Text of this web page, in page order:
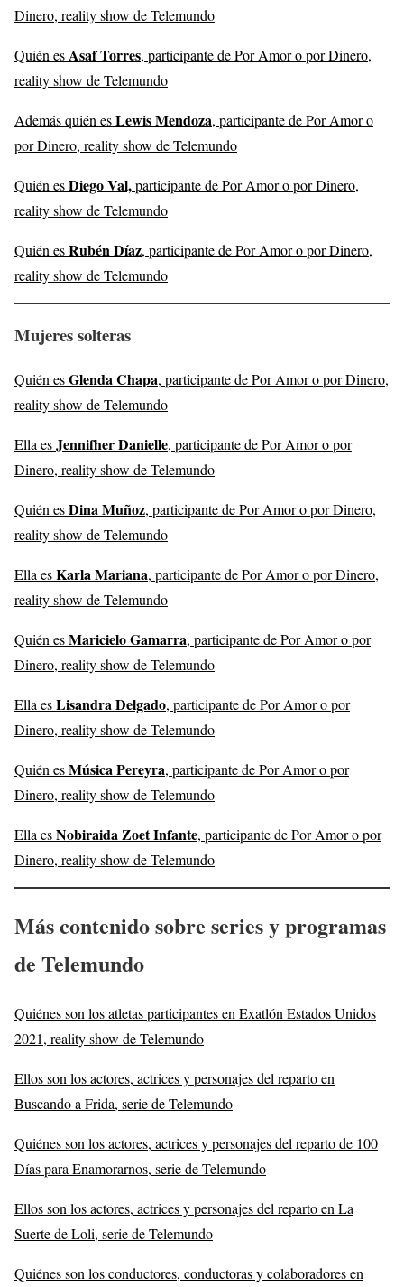
Dinero, reality show de Telemundo
Quién esAsaf Torres, participante de Por Amor o por Dinero,
reality show de Telemundo
Además quién esLewis Mendoza, participante de Por Amor o
por Dinero, reality show de Telemundo
Quién esDiego Val,participante de Por Amor o por Dinero,
reality show de Telemundo
Quién esRubén Díaz, participante de Por Amor o por Dinero,
reality show de Telemundo
Mujeres solteras
Quién esGlenda Chapa, participante de Por Amor o por Dinero,
reality show de Telemundo
Ella esJennifher Danielle, participante de Por Amor o por
Dinero, reality show de Telemundo
Quién esDina Muñoz, participante de Por Amor o por Dinero,
reality show de Telemundo
Ella esKarla Mariana, participante de Por Amor o por Dinero,
reality show de Telemundo
Quién esMaricielo Gamarra, participante de Por Amor o por
Dinero, reality show de Telemundo
Ella esLisandra Delgado, participante de Por Amor o por
Dinero, reality show de Telemundo
Quién esMúsica Pereyra, participante de Por Amor o por
Dinero, reality show de Telemundo
Ella esNobiraida Zoet Infante, participante de Por Amor o por
Dinero, reality show de Telemundo
Más contenido sobre series y programas
de Telemundo
Quiénes son los atletas participantes en Exatlón Estados Unidos
2021, reality show de Telemundo
Ellos son los actores, actrices y personajes del reparto en
Buscando a Frida, serie de Telemundo
Quiénes son los actores, actrices y personajes del reparto de 100
Días para Enamorarnos, serie de Telemundo
Ellos son los actores, actrices y personajes del reparto en La
Suerte de Loli, serie de Telemundo
Quiénes son los conductores, conductoras y colaboradores en